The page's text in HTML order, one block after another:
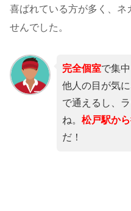
喜ばれている方が多く、ネ
せんでした。
完全個室で集
他人の目が気
で通えるし、
ね。 松戸駅か
だ！